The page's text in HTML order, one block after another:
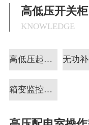
高低压开关柜
KNOWLEDGE
高低压起动柜
箱变监控助磨